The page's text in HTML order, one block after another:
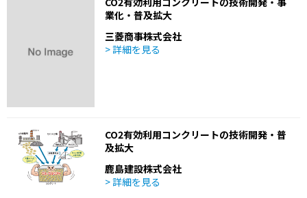
業化・普及拡大
三菱商事株式会社
> 詳細を見る
CO2有効利用コンクリートの技術開発・普
及拡大
鹿島建設株式会社
> 詳細を見る